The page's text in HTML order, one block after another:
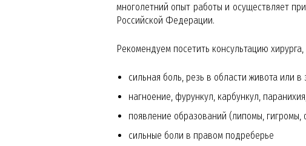
многолетний опыт работы и осуществляет
Российской Федерации.
Рекомендуем посетить консультацию
сильная боль, резь в области живота или в
нагноение, фурункул, карбункул,
появление образований (липомы,
сильные боли в правом подреберье